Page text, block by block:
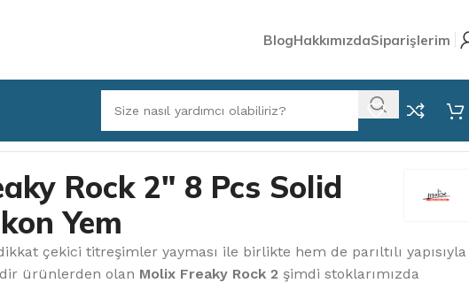
BlogHakkımızdaSiparişlerim
Silikon Yem
Rock 2″ 8 Pcs Solid
Yem
çekici titreşimler yayması ile birlikte hem de parıltılı yapısıyla
ürünlerden olan Molix Freaky Rock 2 şimdi stoklarımızda